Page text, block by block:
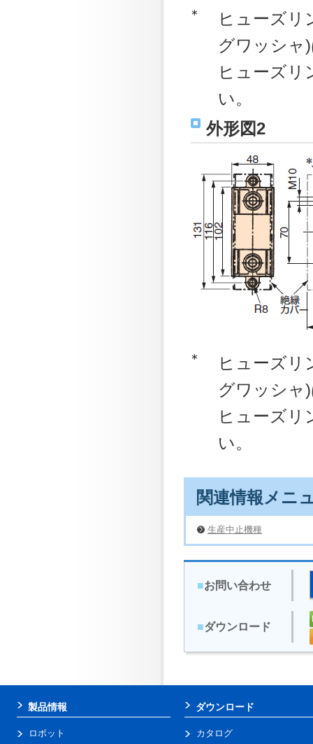
∗
ヒューズリ
グワッシャ
ヒューズリ
い。
外形図2
∗
ヒューズリ
グワッシャ
ヒューズリ
い。
関連情報メニ
生産中止機種
■お問い合わせ
■ダウンロード
製品情報
ロボット
ダウンロード
カタログ